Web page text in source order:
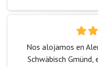
Nos alojamos en
Schwäbisch